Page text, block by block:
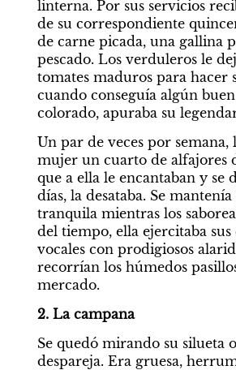
linterna. Por sus servicios
de su correspondiente
de carne picada, una gallina
pescado. Los verduleros le
tomates maduros para hacer
cuando conseguía algún
colorado, apuraba su
Un par de veces por semana,
mujer un cuarto de alfajores
que a ella le encantaban y se
días, la desataba. Se
tranquila mientras los
del tiempo, ella ejercitaba sus
vocales con prodigiosos
recorrían los húmedos
mercado.
2. La campana
Se quedó mirando su silueta
despareja. Era gruesa,